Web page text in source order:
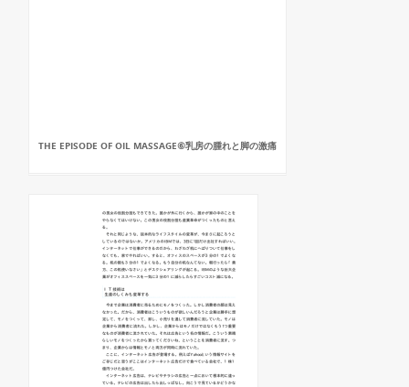
THE EPISODE OF OIL MASSAGE⑥乳房の腫れと脚の激痛